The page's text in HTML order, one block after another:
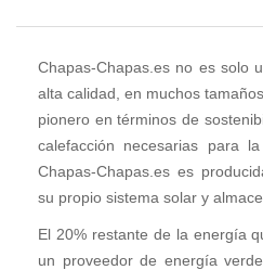
Chapas-Chapas.es no es solo
alta calidad, en muchos
pionero en términos de
calefacción necesarias para
Chapas-Chapas.es es
su propio sistema solar y
El 20% restante de la energía
un proveedor de energía